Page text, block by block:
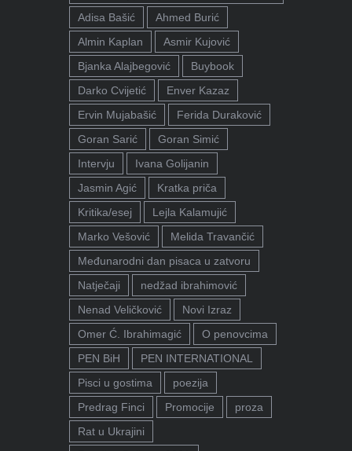
Adisa Bašić
Ahmed Burić
Almin Kaplan
Asmir Kujović
Bjanka Alajbegović
Buybook
Darko Cvijetić
Enver Kazaz
Ervin Mujabašić
Ferida Duraković
Goran Sarić
Goran Simić
Intervju
Ivana Golijanin
Jasmin Agić
Kratka priča
Kritika/esej
Lejla Kalamujić
Marko Vešović
Melida Travančić
Međunarodni dan pisaca u zatvoru
Natječaji
nedžad ibrahimović
Nenad Veličković
Novi Izraz
Omer Ć. Ibrahimagić
O penovcima
PEN BiH
PEN INTERNATIONAL
Pisci u gostima
poezija
Predrag Finci
Promocije
proza
Rat u Ukrajini